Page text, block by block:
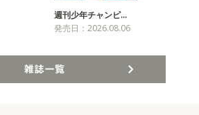
週刊少年チャンピ…
発売日：2026.08.06